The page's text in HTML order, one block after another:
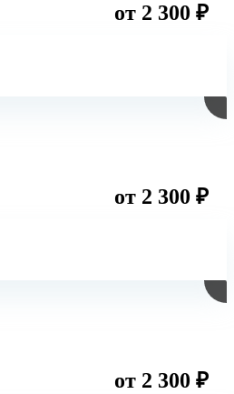
от 2 300 ₽
от 2 300 ₽
от 2 300 ₽